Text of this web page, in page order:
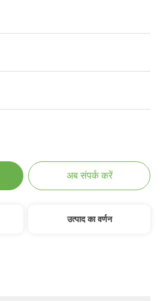
अब संपर्क करें
उत्पाद का वर्णन